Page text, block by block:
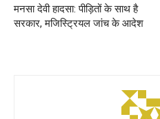
मनसा देवी हादसा: पीड़ितों के साथ है
सरकार, मजिस्ट्रियल जांच के आदेश